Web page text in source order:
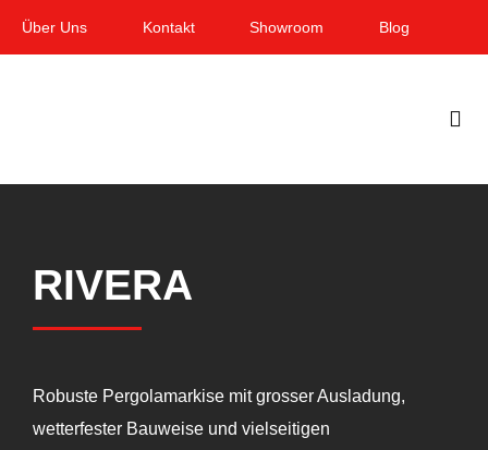
Zum
Über Uns Kontakt Showroom Blog
RIVERA
Robuste Pergolamarkise mit grosser Ausladung,
wetterfester Bauweise und vielseitigen